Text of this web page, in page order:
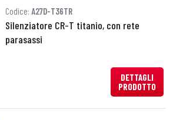
Codice: A27D-T36TR
Silenziatore CR-T titanio, con rete
parasassi
DETTAGLI
PRODOTTO